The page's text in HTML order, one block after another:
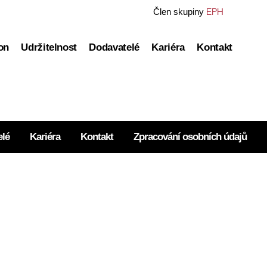
Člen skupiny EPH
a elektřiny
Udržitelnost
ESG Ratings
ESG politiky
Dodavatelé Kariéra Kontakt
Kariéra Kontakt Zpracování osobních údajů